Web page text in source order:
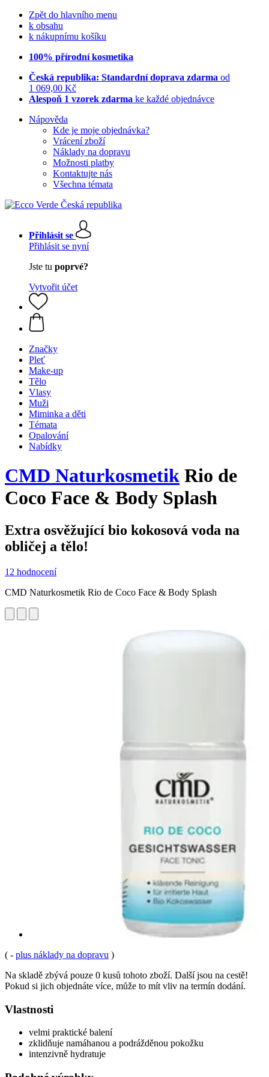
Zpět do hlavního menu
k obsahu
k nákupnímu košíku
100% přírodní kosmetika
Česká republika: Standardní doprava zdarma od
1 069,00 Kč
Alespoň 1 vzorek zdarma ke každé objednávce
Nápověda
Kde je moje objednávka?
Vrácení zboží
Náklady na dopravu
Možnosti platby
Kontaktujte nás
Všechna témata
Přihlásit se
Přihlásit se nyní
Jste tu poprvé?
Vytvořit účet
Značky
Pleť
Make-up
Tělo
Vlasy
Muži
Miminka a děti
Témata
Opalování
Nabídky
CMD Naturkosmetik Rio de
Coco Face & Body Splash
Extra osvěžující bio kokosová voda na
obličej a tělo!
12 hodnocení
CMD Naturkosmetik Rio de Coco Face & Body Splash
( - plus náklady na dopravu )
Na skladě zbývá pouze 0 kusů tohoto zboží. Další jsou na cestě!
Pokud si jich objednáte více, může to mít vliv na termín dodání.
Vlastnosti
velmi praktické balení
zklidňuje namáhanou a podrážděnou pokožku
intenzivně hydratuje